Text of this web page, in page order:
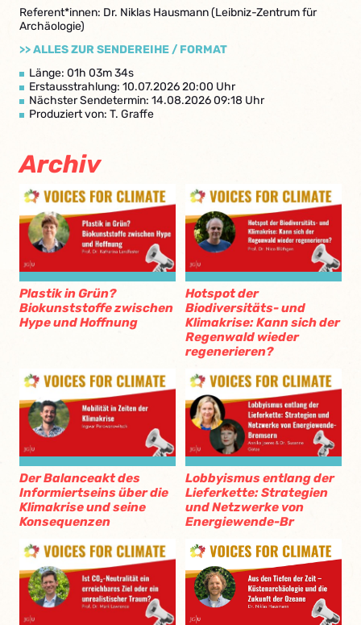
Referent*innen: Dr. Niklas Hausmann (Leibniz-Zentrum für
Archäologie)
>> ALLES ZUR SENDEREIHE / FORMAT
Länge: 01h 03m 34s
Erstausstrahlung: 10.07.2026 20:00 Uhr
Nächster Sendetermin: 14.08.2026 09:18 Uhr
Produziert von: T. Graffe
Archiv
Plastik in Grün?
Biokunststoffe zwischen
Hype und Hoffnung
Hotspot der
Biodiversitäts- und
Klimakrise: Kann sich der
Regenwald wieder
regenerieren?
Der Balanceakt des
Informiertseins über die
Klimakrise und seine
Konsequenzen
Lobbyismus entlang der
Lieferkette: Strategien
und Netzwerke von
Energiewende-Br